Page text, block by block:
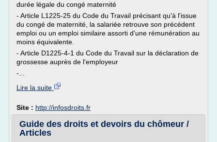
durée légale du congé maternité
- Article L1225-25 du Code du Travail précisant qu'à l'issue
du congé de maternité, la salariée retrouve son précédent
emploi ou un emploi similaire assorti d'une rémunération au
moins équivalente.
- Article D1225-4-1 du Code du Travail sur la déclaration de
grossesse auprès de l'employeur
-...
Lire la suite
Site : http://infosdroits.fr
Guide des droits et devoirs du chômeur /
Articles